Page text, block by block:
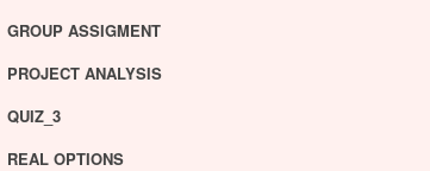
GROUP ASSIGMENT
PROJECT ANALYSIS
QUIZ_3
REAL OPTIONS